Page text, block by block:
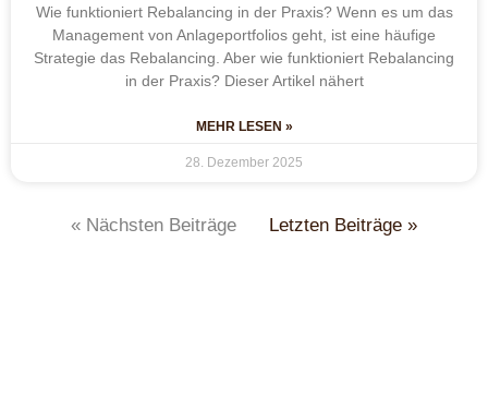
Wie funktioniert Rebalancing in der Praxis? Wenn es um das
Management von Anlageportfolios geht, ist eine häufige
Strategie das Rebalancing. Aber wie funktioniert Rebalancing
in der Praxis? Dieser Artikel nähert
MEHR LESEN »
28. Dezember 2025
« Nächsten Beiträge Letzten Beiträge »